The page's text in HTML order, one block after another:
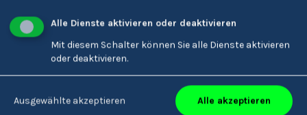
Alle Dienste aktivieren oder deaktivieren
Mit diesem Schalter können Sie alle Dienste aktivieren
oder deaktivieren.
Ausgewählte akzeptieren Alle akzeptieren